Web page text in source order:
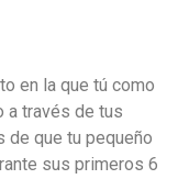
en la que tú como
a través de tus
de que tu pequeño
sus primeros 6